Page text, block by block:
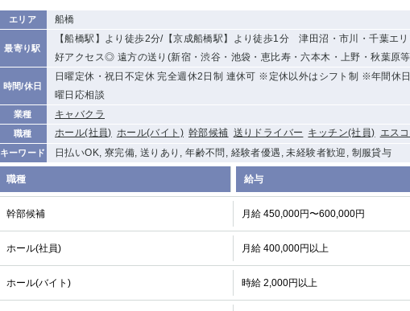
エリア 船橋
最寄り駅
【船橋駅】より徒歩2分/【京成船橋駅】より徒歩1分 津田沼・市川・千葉エ
好アクセス◎ 遠方の送り(新宿・渋谷・池袋・恵比寿・六本木・上野・秋葉原
時間/休日
日曜定休・祝日不定休 完全週休2日制 連休可 ※定休以外はシフト制 ※年間休
曜日応相談
業種 キャバクラ
職種 ホール(社員) ホール(バイト) 幹部候補 送りドライバー キッチン(社員) エス
キーワード 日払いOK, 寮完備, 送りあり, 年齢不問, 経験者優遇, 未経験者歓迎, 制服貸与
職種 給与
幹部候補 月給 450,000円〜600,000円
ホール(社員) 月給 400,000円以上
ホール(バイト) 時給 2,000円以上